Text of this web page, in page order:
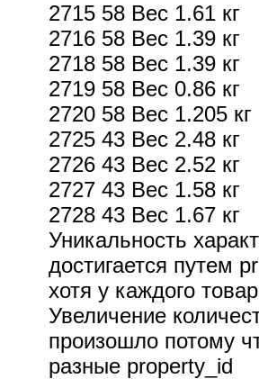
2715 58 Вес 1.61 кг
2716 58 Вес 1.39 кг
2718 58 Вес 1.39 кг
2719 58 Вес 0.86 кг
2720 58 Вес 1.205 кг
2725 43 Вес 2.48 кг
2726 43 Вес 2.52 кг
2727 43 Вес 1.58 кг
2728 43 Вес 1.67 кг
Уникальность
достигается путем
хотя у каждого
Увеличение
произошло потому
разные property_id